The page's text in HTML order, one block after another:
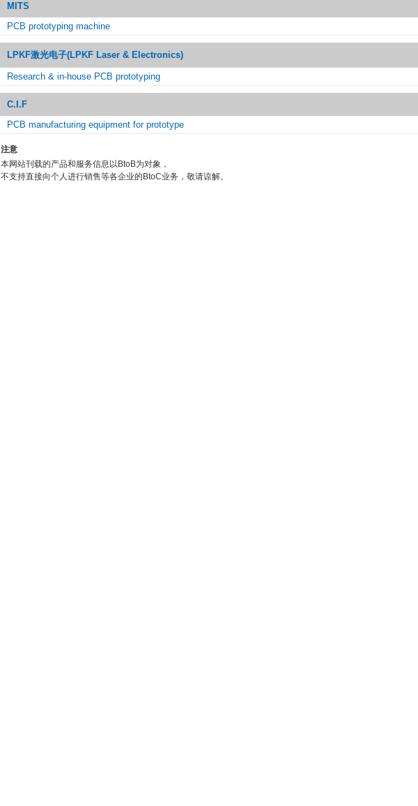
MITS
PCB prototyping machine
LPKF激光电子(LPKF Laser & Electronics)
Research & in-house PCB prototyping
C.I.F
PCB manufacturing equipment for prototype
注意
本网站刊载的产品和服务信息以BtoB为对象，
不支持直接向个人进行销售等各企业的BtoC业务，敬请谅解。